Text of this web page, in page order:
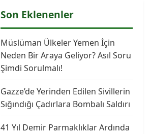
Son Eklenenler
Müslüman Ülkeler Yemen İçin
Neden Bir Araya Geliyor? Asıl Soru
Şimdi Sorulmalı!
Gazze’de Yerinden Edilen Sivillerin
Sığındığı Çadırlara Bombalı Saldırı
41 Yıl Demir Parmaklıklar Ardında